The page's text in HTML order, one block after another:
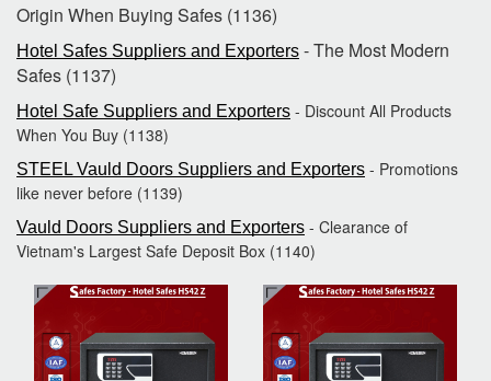
Origin When Buying Safes (1136)
Hotel Safes Suppliers and Exporters - The Most Modern
Safes (1137)
Hotel Safe Suppliers and Exporters - Discount All Products
When You Buy (1138)
STEEL Vauld Doors Suppliers and Exporters - Promotions
like never before (1139)
Vauld Doors Suppliers and Exporters - Clearance of
Vietnam's Largest Safe Deposit Box (1140)